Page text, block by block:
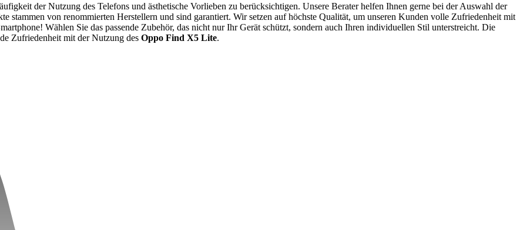
der Nutzung des Telefons und ästhetische Vorlieben zu berücksichtigen. Unsere Berater helfen Ihnen gerne bei der Auswahl der
stammen von renommierten Herstellern und sind garantiert. Wir setzen auf höchste Qualität, um unseren Kunden volle Zufriedenheit mit
Wählen Sie das passende Zubehör, das nicht nur Ihr Gerät schützt, sondern auch Ihren individuellen Stil unterstreicht. Die
Zufriedenheit mit der Nutzung des Oppo Find X5 Lite.